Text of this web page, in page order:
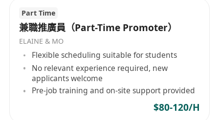
Part Time
兼職推廣員（Part-Time Promoter）
ELAINE & MO
Flexible scheduling suitable for students
No relevant experience required, new
applicants welcome
Pre-job training and on-site support provided
$80-120/H